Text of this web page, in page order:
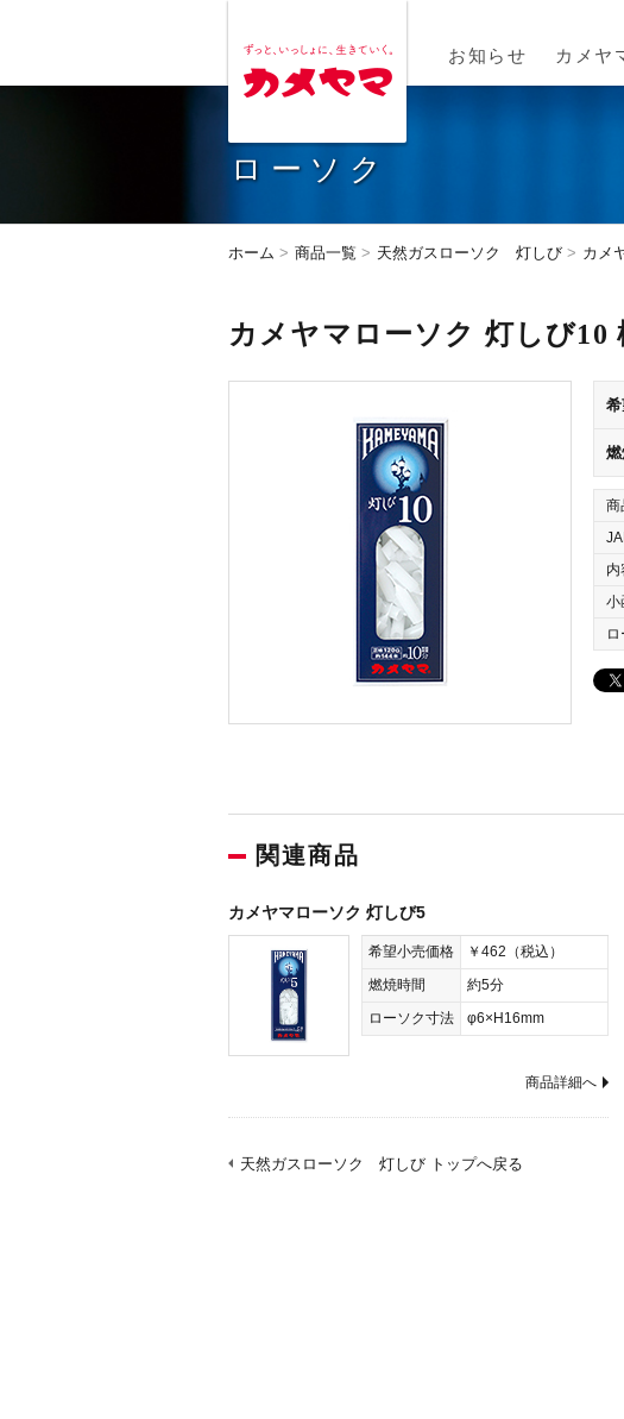
お知らせ カメヤ
ローソク
ホーム 商品一覧 天然ガスローソク 灯しび カメ
カメヤマローソク 灯しび10
燃
商
内
小
関連商品
カメヤマローソク 灯しび5
希望小売価格
￥462（税込）
燃焼時間
約5分
ローソク寸法
φ6×H16mm
商品詳細へ
天然ガスローソク 灯しび トップへ戻る